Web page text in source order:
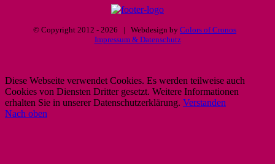
© Copyright 2012 - 2026 | Webdesign by Colors of Cronos
Impressum & Datenschutz
Diese Webseite verwendet Cookies. Es werden teilweise auch
Cookies von Diensten Dritter gesetzt. Weitere Informationen
erhalten Sie in unserer Datenschutzerklärung. Verstanden
Nach oben